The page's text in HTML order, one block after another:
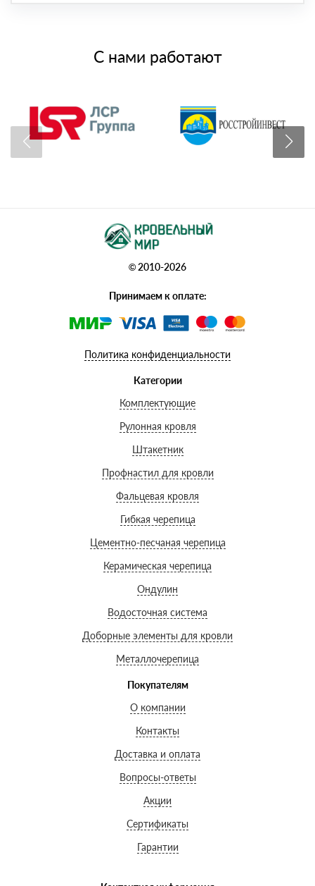
С нами работают
© 2010-2026
Принимаем к оплате:
Политика конфиденциальности
Категории
Комплектующие
Рулонная кровля
Штакетник
Профнастил для кровли
Фальцевая кровля
Гибкая черепица
Цементно-песчаная черепица
Керамическая черепица
Ондулин
Водосточная система
Доборные элементы для кровли
Металлочерепица
Покупателям
О компании
Контакты
Доставка и оплата
Вопросы-ответы
Акции
Сертификаты
Гарантии